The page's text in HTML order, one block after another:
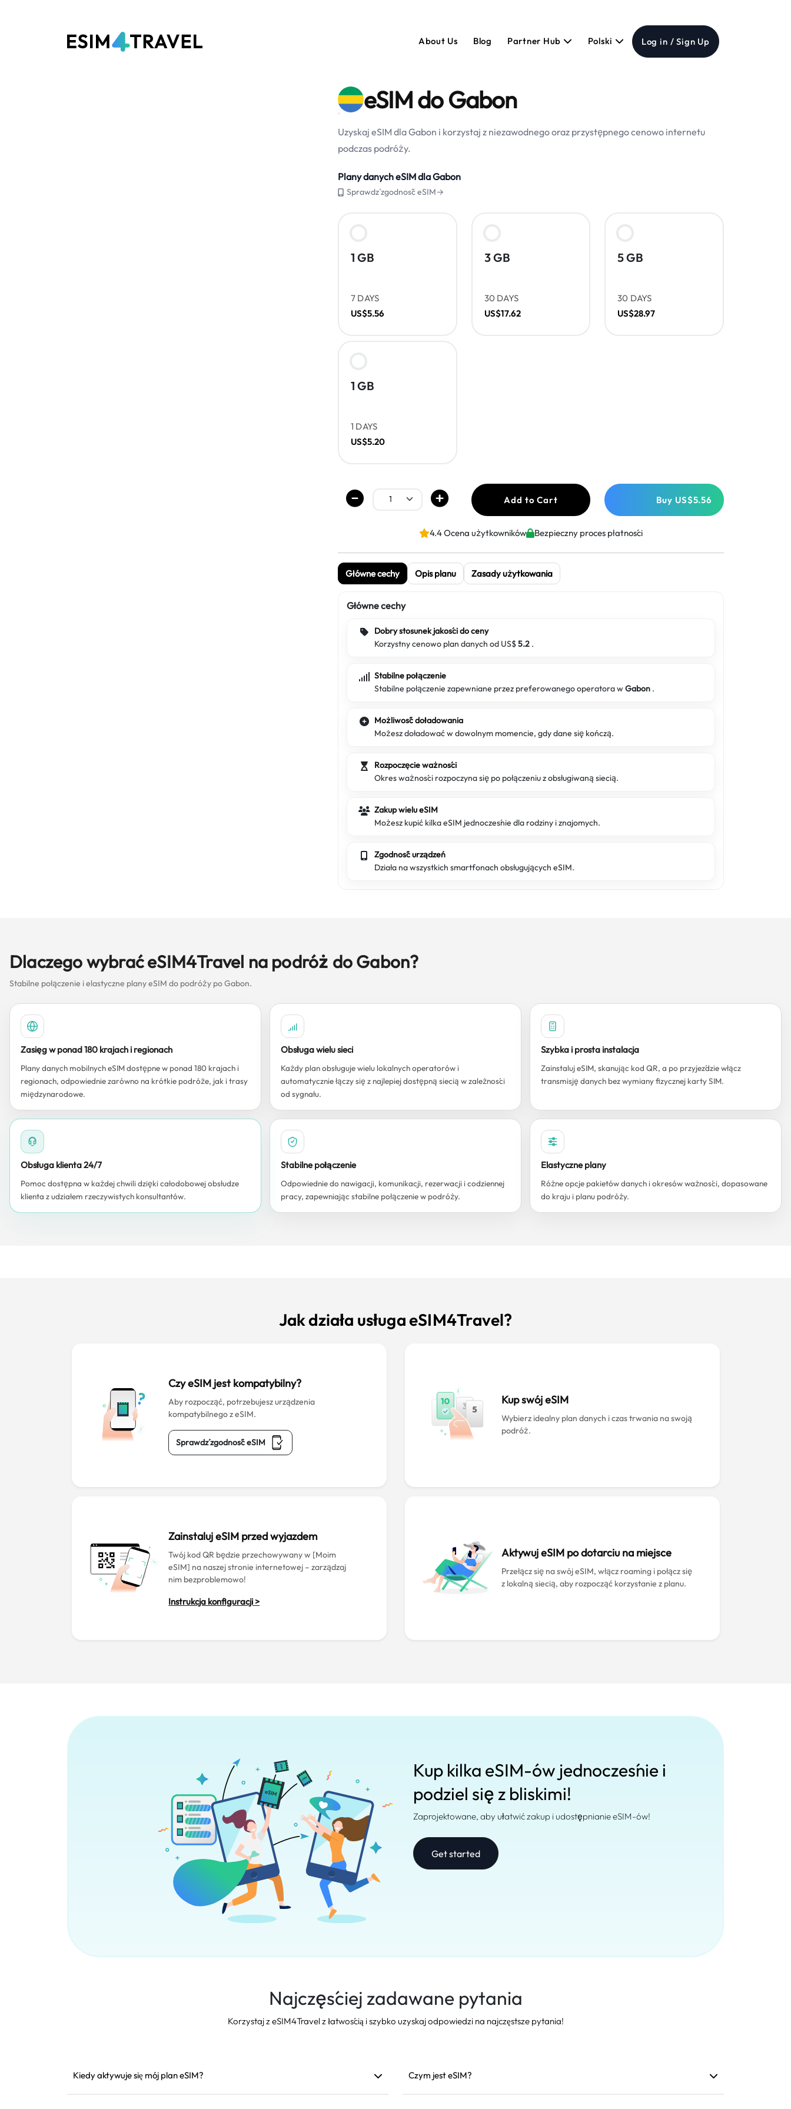
About Us Blog Partner Hub Polski Log in / Sign Up
eSIM do Gabon
Uzyskaj eSIM dla Gabon i korzystaj z niezawodnego oraz przystępnego cenowo internetu
podczas podróży.
Plany danych eSIM dla Gabon
Sprawdź zgodność eSIM→
1 GB
7 DAYS
US$5.56
3 GB
30 DAYS
US$17.62
5 GB
30 DAYS
US$28.97
1 GB
1 DAYS
US$5.20
Add to Cart Buy US$5.56
4.4 Ocena użytkowników Bezpieczny proces płatności
Główne cechy Opis planu Zasady użytkowania
Główne cechy
Dobry stosunek jakości do ceny
Korzystny cenowo plan danych od US$5.2 .
Stabilne połączenie
Stabilne połączenie zapewniane przez preferowanego operatora wGabon .
Możliwość doładowania
Możesz doładować w dowolnym momencie, gdy dane się kończą.
Rozpoczęcie ważności
Okres ważności rozpoczyna się po połączeniu z obsługiwaną siecią.
Zakup wielu eSIM
Możesz kupić kilka eSIM jednocześnie dla rodziny i znajomych.
Zgodność urządzeń
Działa na wszystkich smartfonach obsługujących eSIM.
Dlaczego wybrać eSIM4Travel na podróż do Gabon?
Stabilne połączenie i elastyczne plany eSIM do podróży po Gabon.
Zasięg w ponad 180 krajach i regionach
Plany danych mobilnych eSIM dostępne w ponad 180 krajach i
regionach, odpowiednie zarówno na krótkie podróże, jak i trasy
międzynarodowe.
Obsługa wielu sieci
Każdy plan obsługuje wielu lokalnych operatorów i
automatycznie łączy się z najlepiej dostępną siecią w zależności
od sygnału.
Szybka i prosta instalacja
Zainstaluj eSIM, skanując kod QR, a po przyjeździe włącz
transmisję danych bez wymiany fizycznej karty SIM.
Obsługa klienta 24/7
Pomoc dostępna w każdej chwili dzięki całodobowej obsłudze
klienta z udziałem rzeczywistych konsultantów.
Stabilne połączenie
Odpowiednie do nawigacji, komunikacji, rezerwacji i codziennej
pracy, zapewniając stabilne połączenie w podróży.
Elastyczne plany
Różne opcje pakietów danych i okresów ważności, dopasowane
do kraju i planu podróży.
Jak działa usługa eSIM4Travel?
Czy eSIM jest kompatybilny?
Aby rozpocząć, potrzebujesz urządzenia
kompatybilnego z eSIM.
Sprawdź zgodność eSIM
Kup swój eSIM
Wybierz idealny plan danych i czas trwania na swoją
podróż.
Zainstaluj eSIM przed wyjazdem
Twój kod QR będzie przechowywany w [Moim
eSIM] na naszej stronie internetowej – zarządzaj
nim bezproblemowo!
Instrukcja konfiguracji >
Aktywuj eSIM po dotarciu na miejsce
Przełącz się na swój eSIM, włącz roaming i połącz się
z lokalną siecią, aby rozpocząć korzystanie z planu.
Kup kilka eSIM-ów jednocześnie i
podziel się z bliskimi!
Zaprojektowane, aby ułatwić zakup i udostępnianie eSIM-ów!
Get started
Najczęściej zadawane pytania
Korzystaj z eSIM4Travel z łatwością i szybko uzyskaj odpowiedzi na najczęstsze pytania!
Kiedy aktywuje się mój plan eSIM? Czym jest eSIM?